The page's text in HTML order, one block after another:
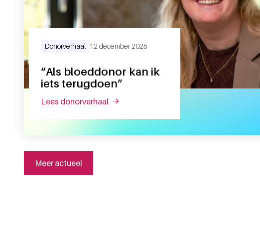
“Als bloeddonor kan ik
iets terugdoen”
Donorverhaal 12 december 2025
lees donorverhaal over “als bloeddonor kan ik iets terugdoen”
Meer actueel